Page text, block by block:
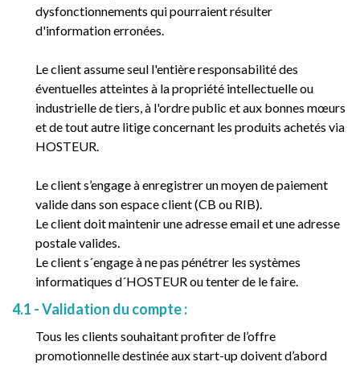
dysfonctionnements qui pourraient résulter
d'information erronées.
Le client assume seul l'entière responsabilité des
éventuelles atteintes à la propriété intellectuelle ou
industrielle de tiers, à l'ordre public et aux bonnes mœurs
et de tout autre litige concernant les produits achetés via
HOSTEUR.
Le client s’engage à enregistrer un moyen de paiement
valide dans son espace client (CB ou RIB).
Le client doit maintenir une adresse email et une adresse
postale valides.
Le client s´engage à ne pas pénétrer les systèmes
informatiques d´HOSTEUR ou tenter de le faire.
4.1 - Validation du compte :
Tous les clients souhaitant profiter de l’offre
promotionnelle destinée aux start-up doivent d’abord